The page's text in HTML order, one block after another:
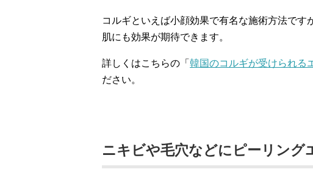
コルギといえば小顔効果で有名な施術方法で
肌にも効果が期待できます。
詳しくはこちらの「 韓国のコルギが受けられる
ださい。
ニキビや毛穴などにピーリング